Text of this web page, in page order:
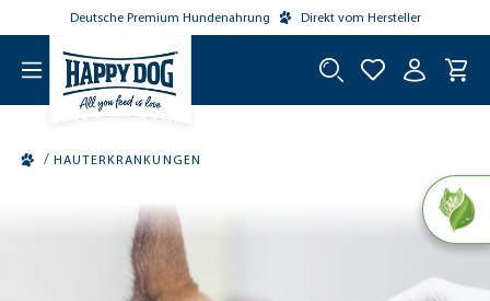
springen
Deutsche Premium Hundenahrung Direkt vom Hersteller
/ HAUTERKRANKUNGEN